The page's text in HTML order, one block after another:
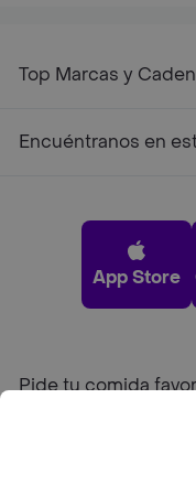
Top Marcas y
Encuéntranos en
App Store
Pide tu comida